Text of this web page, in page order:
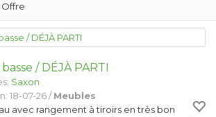
Offre
/ DÉJÀ PARTI
Saxon
18-07-26 /Meubles
avec rangement à tiroirs en très bon